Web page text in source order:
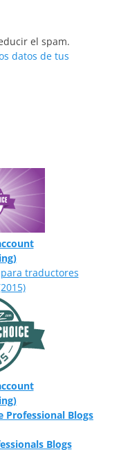
el spam.
datos de tus
Professional Blogs
Blogs